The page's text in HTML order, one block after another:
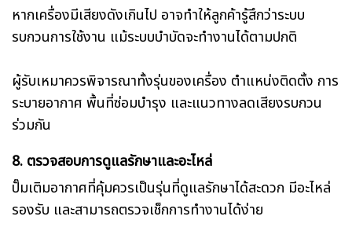
หากเครื่องมีเสียงดังเกินไป อาจทำให้ลูกค้ารู้สึกว่าระบบ
รบกวนการใช้งาน แม้ระบบบำบัดจะทำงานได้ตามปกติ
ผู้รับเหมาควรพิจารณาทั้งรุ่นของเครื่อง ตำแหน่งติดตั้ง การ
ระบายอากาศ พื้นที่ซ่อมบำรุง และแนวทางลดเสียงรบกวน
ร่วมกัน
8. ตรวจสอบการดูแลรักษาและอะไหล่
ปั๊มเติมอากาศที่คุ้มควรเป็นรุ่นที่ดูแลรักษาได้สะดวก มีอะไหล่
รองรับ และสามารถตรวจเช็กการทำงานได้ง่าย